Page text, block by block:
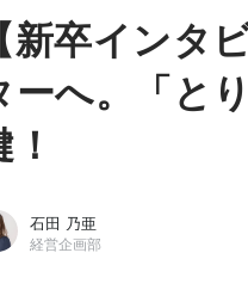
【新卒インタ
ーへ。「と
石田 乃亜
経営企画部